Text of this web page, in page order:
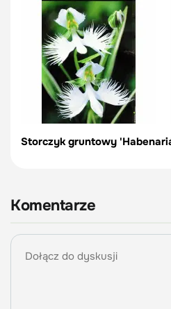
Storczyk gruntowy
Komentarze